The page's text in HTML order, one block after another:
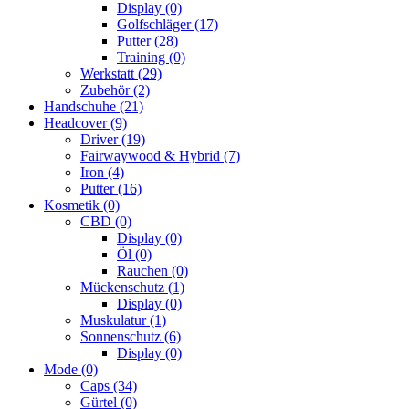
Display (0)
Golfschläger(17)
Putter(28)
Training (0)
Werkstatt (29)
Zubehör(2)
Handschuhe (21)
Headcover(9)
Driver(19)
Fairwaywood & Hybrid (7)
Iron (4)
Putter(16)
Kosmetik (0)
CBD (0)
Display (0)
Öl (0)
Rauchen (0)
Mückenschutz (1)
Display (0)
Muskulatur(1)
Sonnenschutz (6)
Display (0)
Mode (0)
Caps (34)
Gürtel (0)